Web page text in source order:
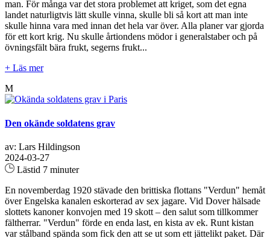
man. För många var det stora problemet att kriget, som det egna
landet naturligtvis lätt skulle vinna, skulle bli så kort att man inte
skulle hinna vara med innan det hela var över. Alla planer var gjorda
för ett kort krig. Nu skulle årtiondens mödor i generalstaber och på
övningsfält bära frukt, segerns frukt...
+ Läs mer
M
Den okände soldatens grav
av: Lars Hildingson
2024-03-27
Lästid 7 minuter
En novemberdag 1920 stävade den brittiska flottans "Verdun" hemåt
över Engelska kanalen eskorterad av sex jagare. Vid Dover hälsade
slottets kanoner konvojen med 19 skott – den salut som tillkommer
fältherrar. "Verdun" förde en enda last, en kista av ek. Runt kistan
var stålband spända som fick den att se ut som ett jättelikt paket. Där